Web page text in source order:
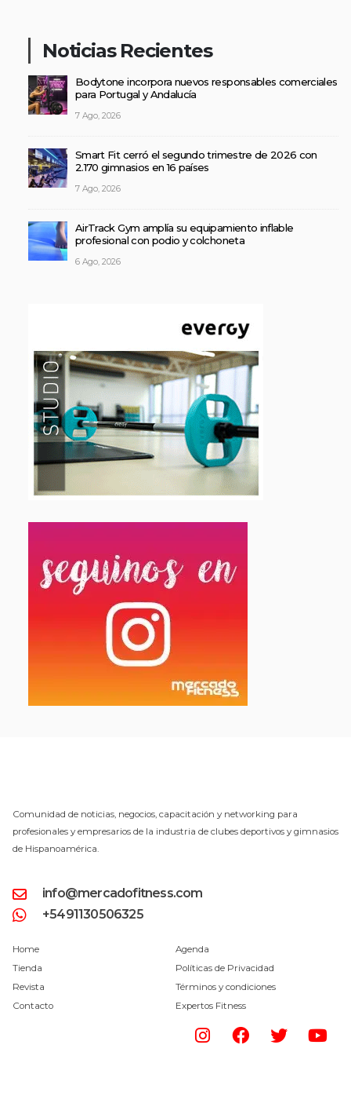
Noticias Recientes
Bodytone incorpora nuevos responsables comerciales
para Portugal y Andalucía
7 Ago, 2026
Smart Fit cerró el segundo trimestre de 2026 con
2.170 gimnasios en 16 países
7 Ago, 2026
AirTrack Gym amplía su equipamiento inflable
profesional con podio y colchoneta
6 Ago, 2026
Comunidad de noticias, negocios, capacitación y networking para
profesionales y empresarios de la industria de clubes deportivos y gimnasios
de Hispanoamérica.
info@mercadofitness.com
+5491130506325
Home
Tienda
Revista
Contacto
Agenda
Políticas de Privacidad
Términos y condiciones
Expertos Fitness